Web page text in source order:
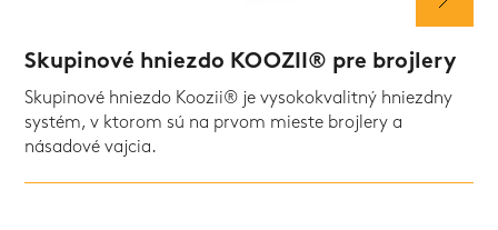
Skupinové hniezdo KOOZII® pre brojlery
Skupinové hniezdo Koozii® je vysokokvalitný hniezdny
systém, v ktorom sú na prvom mieste brojlery a
násadové vajcia.